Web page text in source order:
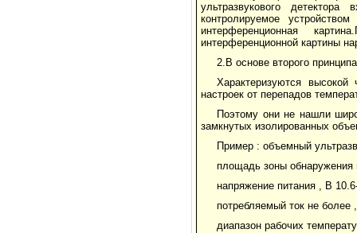
ультразвукового
контролируемое
интерференционная
интерференционной картины
2.В основе второго
Характеризуются
настроек от перепадов
Поэтому они не нашли
замкнутых изолированных
Пример : объемный
площадь зоны
напряжение питания , В
потребляемый ток не более
диапазон рабочих